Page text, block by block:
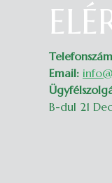
Email:
B-dul 21